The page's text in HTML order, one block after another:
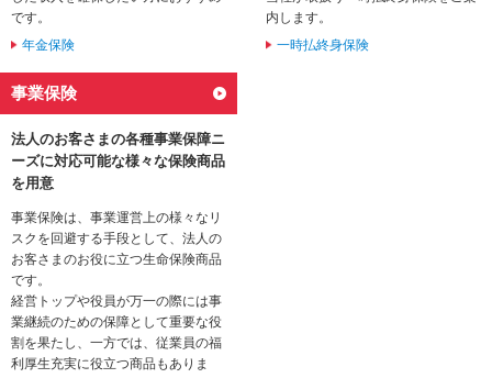
し
す。
に
動
し
す。
ッ
タ
情
報
です。
年金保険
内します。
一時払終身保険
事業保険
法人のお客さまの各種事業保障ニ
ーズに対応可能な様々な保険商品
を用意
事業保険は、事業運営上の様々なリ
スクを回避する手段として、法人の
お客さまのお役に立つ生命保険商品
です。
経営トップや役員が万一の際には事
業継続のための保障として重要な役
割を果たし、一方では、従業員の福
利厚生充実に役立つ商品もありま